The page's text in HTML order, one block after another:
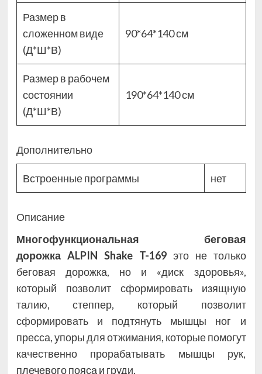
Размер в
сложенном виде
(Д*Ш*В)
90*64*140 см
Размер в рабочем
состоянии
(Д*Ш*В)
190*64*140 см
Дополнительно
Встроенные программы нет
Описание
Многофункциональная беговая
дорожка ALPIN Shake T-169это не только
беговая дорожка, но и «диск здоровья»,
который позволит сформировать изящную
талию, степпер, который позволит
сформировать и подтянуть мышцы ног и
пресса, упоры для отжимания, которые помогут
качественно прорабатывать мышцы рук,
плечевого пояса и груди.